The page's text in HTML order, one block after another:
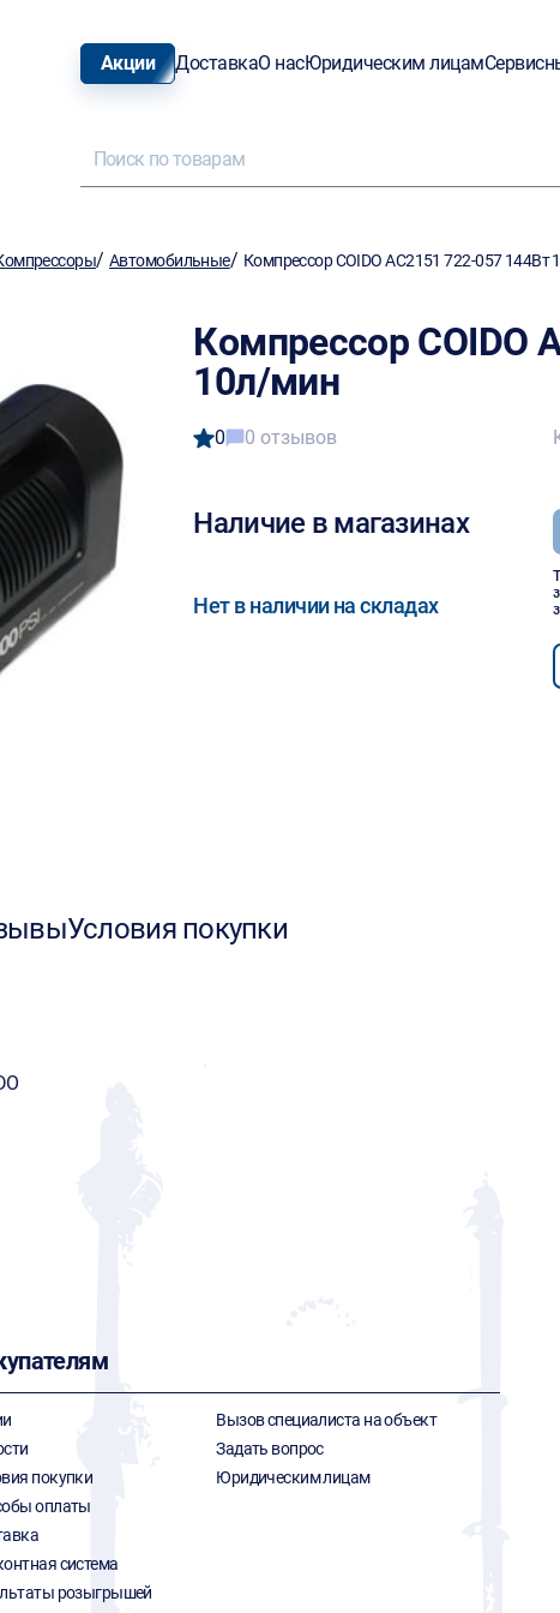
Акции ДоставкаО насЮридическим лицам
/Автомобильные/ Компрессор COIDO AC2151 722-057 144Вт
Компрессор COIDO
10л/мин
0 0 отзывов
Наличие в магазинах
Нет в наличии на складах
Условия покупки
покупки
оплаты
система
розыгрышей
Вызов специалиста на объект
Задать вопрос
Юридическим лицам